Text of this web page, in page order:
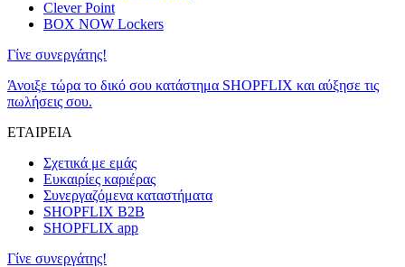
Clever Point
BOX NOW Lockers
Γίνε συνεργάτης!
Άνοιξε τώρα το δικό σου κατάστημα SHOPFLIX και αύξησε τις
πωλήσεις σου.
ΕΤΑΙΡΕΙΑ
Σχετικά με εμάς
Ευκαιρίες καριέρας
Συνεργαζόμενα καταστήματα
SHOPFLIX B2B
SHOPFLIX app
Γίνε συνεργάτης!